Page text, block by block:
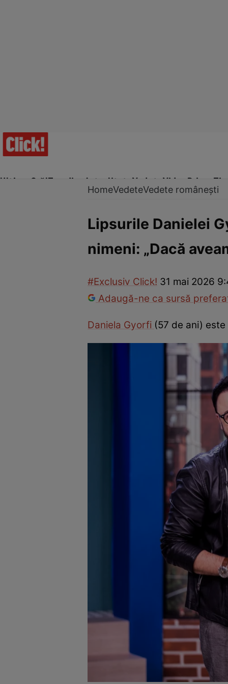
Ultima Oră!Trending Actualitate Vedete Video Prime
Vedete internaționaleVedete româneștiInterviurile
HomeVedeteVedete românești
Lipsurile Danielei
nimeni: „Dacă
#Exclusiv Click! 31 mai 2026
Adaugă-ne ca sursă
Daniela Gyorfi (57 de ani)